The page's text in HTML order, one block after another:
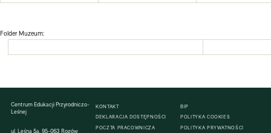
Folder Muzeum:
Centrum Edukacji Przyrodniczo-
Leśnej
ul. Leśna 5a, 95-063 Rogów
KONTAKT
DEKLARACJA DOSTĘPNOŚCI
POCZTA PRACOWNICZA
BIP
POLITYKA COOKIES
POLITYKA PRYWATNOŚCI